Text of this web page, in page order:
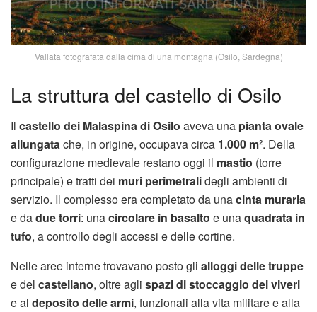
Vallata fotografata dalla cima di una montagna (Osilo, Sardegna)
La struttura del castello di Osilo
Il castello dei Malaspina di Osilo aveva una pianta ovale
allungatache, in origine, occupava circa 1.000 m². Della
configurazione medievale restano oggi il mastio (torre
principale) e tratti dei muri perimetralidegli ambienti di
servizio. Il complesso era completato da unacinta muraria
e dadue torri: unacircolare in basalto e unaquadrata in
tufo, a controllo degli accessi e delle cortine.
Nelle aree interne trovavano posto gli alloggi delle truppe
e del castellano, oltre agli spazi di stoccaggio dei viveri
e al deposito delle armi, funzionali alla vita militare e alla